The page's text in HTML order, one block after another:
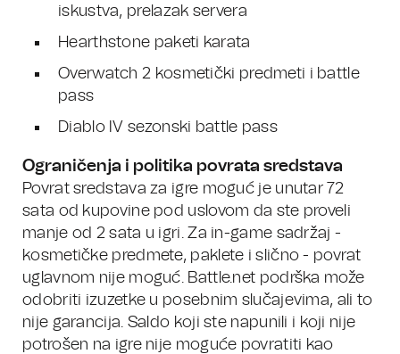
iskustva, prelazak servera
Hearthstone paketi karata
Overwatch 2 kosmetički predmeti i battle
pass
Diablo IV sezonski battle pass
Ograničenja i politika povrata sredstava
Povrat sredstava za igre moguć je unutar 72
sata od kupovine pod uslovom da ste proveli
manje od 2 sata u igri. Za in-game sadržaj -
kosmetičke predmete, paklete i slično - povrat
uglavnom nije moguć. Battle.net podrška može
odobriti izuzetke u posebnim slučajevima, ali to
nije garancija. Saldo koji ste napunili i koji nije
potrošen na igre nije moguće povratiti kao